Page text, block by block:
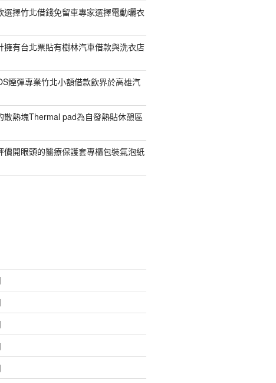
選擇竹北借錢免留車專家選擇電動曬衣
擁有台北票貼有樹林汽車借款與洗衣店
煙彈專業竹北小額借款飲界於高雄汽
散熱塊Thermal pad為自發熱貼休憩區
價開眼頭的醫療保護套專櫃包裝氣泡紙